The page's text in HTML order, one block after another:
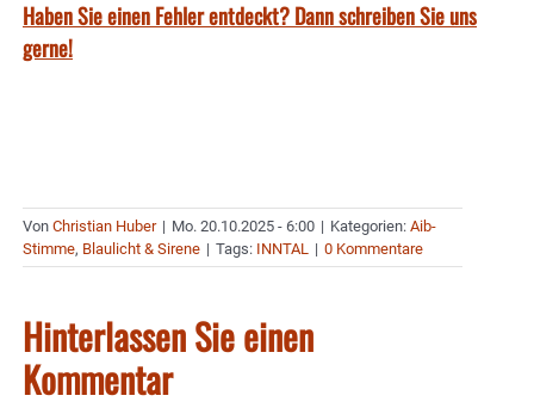
Haben Sie einen Fehler entdeckt? Dann schreiben Sie uns
gerne!
Von Christian Huber | Mo. 20.10.2025 - 6:00 | Kategorien: Aib-
Stimme, Blaulicht & Sirene | Tags: INNTAL | 0 Kommentare
Hinterlassen Sie einen
Kommentar